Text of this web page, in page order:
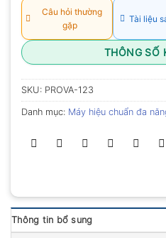
Câu hỏi thường
gặp
Tài liệu
THÔNG SỐ
SKU: PROVA-123
Danh mục: Máy hiệu chuẩn đa
Thông tin bổ sung